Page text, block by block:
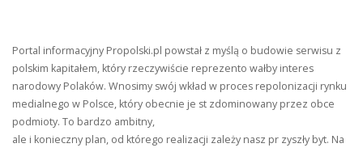
Portal informacyjny Propolski.pl powstał z myślą o budowie serwisu z
polskim kapitałem, który rzeczywiście reprezento wałby interes
narodowy Polaków. Wnosimy swój wkład w proces repolonizacji rynku
medialnego w Polsce, który obecnie je st zdominowany przez obce
podmioty. To bardzo ambitny,
ale i konieczny plan, od którego realizacji zależy nasz pr zyszły byt. Na